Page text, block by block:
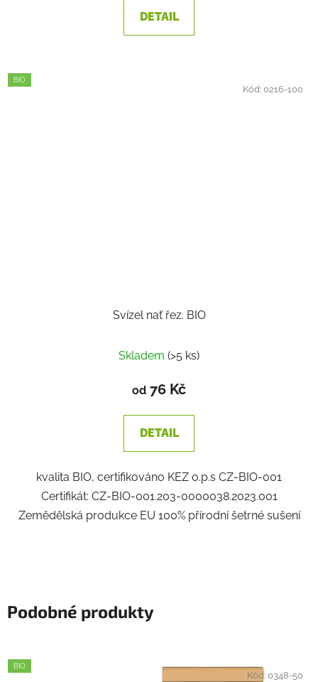
z
DETAIL
BIO
Svízel nať řez. BIO
Skladem (>5 ks)
od 76 Kč
DETAIL
kvalita BIO, certifikováno KEZ o.p.s CZ-BIO-001
Certifikát: CZ-BIO-001.203-0000038.2023.001
Zemědělská produkce EU 100% přírodní šetrné sušení
Kód:0216-100
Podobné produkty
BIO
Kód:0348-50